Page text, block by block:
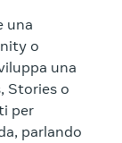
una
o
una
Stories o
per
parlando